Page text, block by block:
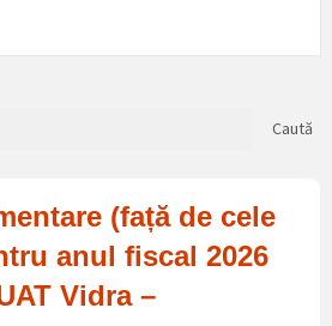
Caută
(față de cele
anul fiscal 2026
Vidra –